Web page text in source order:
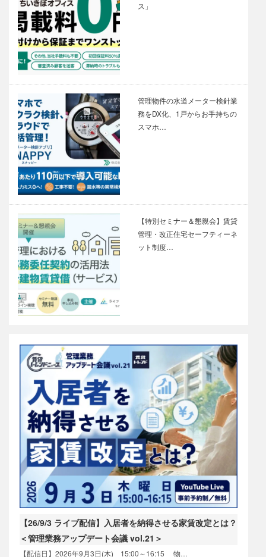
ス」
管理物件の水道メーター検針業
務をDX化、1戸からお手持ちの
スマホ…
【特別セミナー＆懇親会】賃貸
管理・改正住宅セーフティーネ
ット制度…
【26/9/3 ライブ配信】入居者を納得させる家賃改定とは？
＜管理業務アップデート会議 vol.21＞
【配信日】2026年9月3日(木) 15:00～16:15 物…